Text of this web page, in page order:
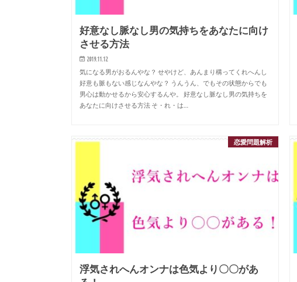
好意なし脈なし男の気持ちをあなたに向け
させる方法
2019.11.12
気になる男がおるんやな？ せやけど、あんまり構ってくれへんし
好意も脈もない感じなんやな？ うんうん、でもその状態からでも
男心は動かせるから安心するんや。 好意なし脈なし男の気持ちを
あなたに向けさせる方法 そ・れ・は…
恋愛問題解析
浮気されへんオンナは色気より〇〇があ